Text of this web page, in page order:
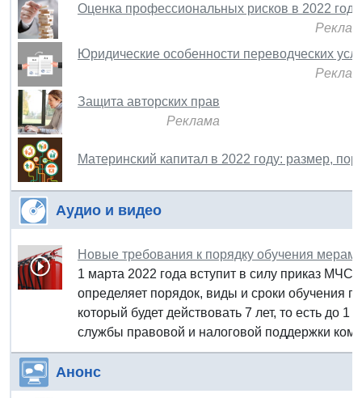
Оценка профессиональных рисков в 2022 году
Юридические особенности переводческих
Защита авторских прав
Реклама
Материнский капитал в 2022 году: размер,
Аудио и видео
Новые требования к порядку обучения мерам
1 марта 2022 года вступит в силу приказ
определяет порядок, виды и сроки обучения
который будет действовать 7 лет, то есть до
службы правовой и налоговой поддержки
Анонс